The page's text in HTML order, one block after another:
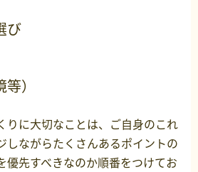
び
）
りに大切なことは、ご自身のこれ
しながらたくさんあるポイントの
優先すべきなのか順番をつけてお